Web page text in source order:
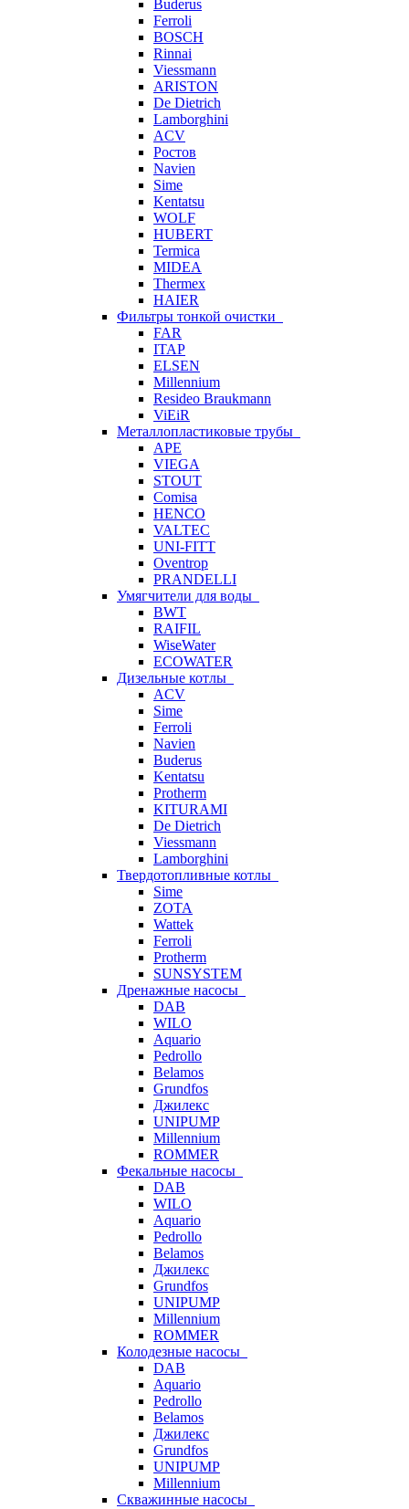
Buderus
Ferroli
BOSCH
Rinnai
Viessmann
ARISTON
De Dietrich
Lamborghini
ACV
Ростов
Navien
Sime
Kentatsu
WOLF
HUBERT
Termica
MIDEA
Thermex
HAIER
Фильтры тонкой очистки
FAR
ITAP
ELSEN
Millennium
Resideo Braukmann
ViEiR
Металлопластиковые трубы
APE
VIEGA
STOUT
Comisa
HENCO
VALTEC
UNI-FITT
Oventrop
PRANDELLI
Умягчители для воды
BWT
RAIFIL
WiseWater
ECOWATER
Дизельные котлы
ACV
Sime
Ferroli
Navien
Buderus
Kentatsu
Protherm
KITURAMI
De Dietrich
Viessmann
Lamborghini
Твердотопливные котлы
Sime
ZOTA
Wattek
Ferroli
Protherm
SUNSYSTEM
Дренажные насосы
DAB
WILO
Aquario
Pedrollo
Belamos
Grundfos
Джилекс
UNIPUMP
Millennium
ROMMER
Фекальные насосы
DAB
WILO
Aquario
Pedrollo
Belamos
Джилекс
Grundfos
UNIPUMP
Millennium
ROMMER
Колодезные насосы
DAB
Aquario
Pedrollo
Belamos
Джилекс
Grundfos
UNIPUMP
Millennium
Скважинные насосы